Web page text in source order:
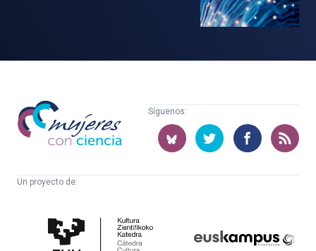
Mujeres
con
ciencia
Síguenos:
Un proyecto de:
Cultura